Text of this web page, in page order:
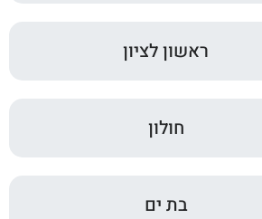
ראשון לציון
חולון
בת ים